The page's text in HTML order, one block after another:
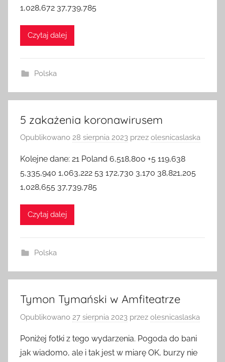
1,028,672 37,739,785
Czytaj dalej
Polska
5 zakażenia koronawirusem
Opublikowano 28 sierpnia 2023 przez olesnicaslaska
Kolejne dane: 21 Poland 6,518,800 +5 119,638
5,335,940 1,063,222 53 172,730 3,170 38,821,205
1,028,655 37,739,785
Czytaj dalej
Polska
Tymon Tymański w Amfiteatrze
Opublikowano 27 sierpnia 2023 przez olesnicaslaska
Poniżej fotki z tego wydarzenia. Pogoda do bani
jak wiadomo, ale i tak jest w miarę OK, burzy nie